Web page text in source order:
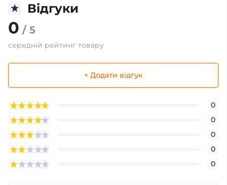
Відгуки
0 / 5
середній рейтинг товару
+ Додати відгук
0
0
0
0
0